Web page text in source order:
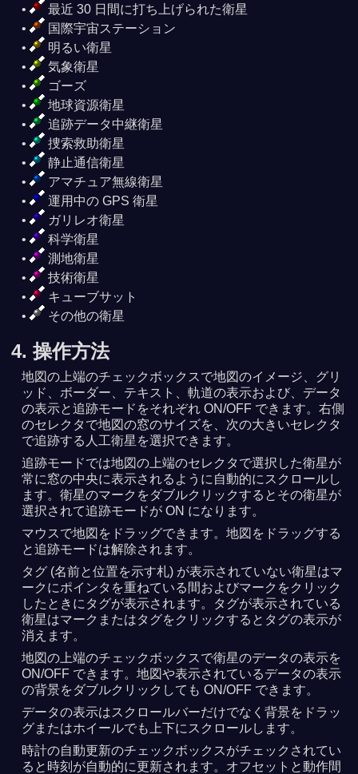
最近 30 日間に打ち上げられた衛星
国際宇宙ステーション
明るい衛星
気象衛星
ゴーズ
地球資源衛星
追跡データ中継衛星
捜索救助衛星
静止通信衛星
アマチュア無線衛星
運用中の GPS 衛星
ガリレオ衛星
科学衛星
測地衛星
技術衛星
キューブサット
その他の衛星
4. 操作方法
地図の上端のチェックボックスで地図のイメージ、グリ
ッド、ボーダー、テキスト、軌道の表示および、データ
の表示と追跡モードをそれぞれ ON/OFF できます。右側
のセレクタで地図の窓のサイズを、次の大きいセレクタ
で追跡する人工衛星を選択できます。
追跡モードでは地図の上端のセレクタで選択した衛星が
常に窓の中央に表示されるように自動的にスクロールし
ます。衛星のマークをダブルクリックするとその衛星が
選択されて追跡モードが ON になります。
マウスで地図をドラッグできます。地図をドラッグする
と追跡モードは解除されます。
タグ (名前と位置を示す札) が表示されていない衛星はマ
ークにポインタを重ねている間およびマークをクリック
したときにタグが表示されます。タグが表示されている
衛星はマークまたはタグをクリックするとタグの表示が
消えます。
地図の上端のチェックボックスで衛星のデータの表示を
ON/OFF できます。地図や表示されているデータの表示
の背景をダブルクリックしても ON/OFF できます。
データの表示はスクロールバーだけでなく背景をドラッ
グまたはホイールでも上下にスクロールします。
時計の自動更新のチェックボックスがチェックされてい
ると時刻が自動的に更新されます。オフセットと動作間